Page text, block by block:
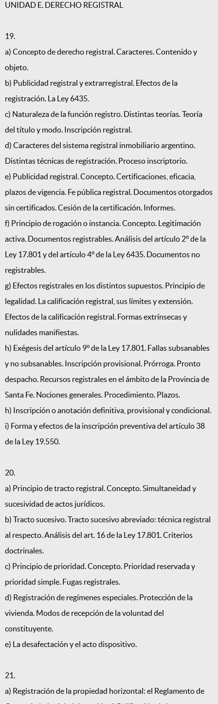
UNIDAD E. DERECHO REGISTRAL
19.
a) Concepto de derecho registral. Caracteres. Contenido y
objeto.
b) Publicidad registral y extrarregistral. Efectos de la
registración. La Ley 6435.
c) Naturaleza de la función registro. Distintas teorías. Teoría
del título y modo. Inscripción registral.
d) Caracteres del sistema registral inmobiliario argentino.
Distintas técnicas de registración. Proceso inscriptorio.
e) Publicidad registral. Concepto. Certificaciones, eficacia,
plazos de vigencia. Fe pública registral. Documentos otorgados
sin certificados. Cesión de la certificación. Informes.
f) Principio de rogación o instancia. Concepto. Legitimación
activa. Documentos registrables. Análisis del artículo 2° de la
Ley 17.801 y del artículo 4° de la Ley 6435. Documentos no
registrables.
g) Efectos registrales en los distintos supuestos. Principio de
legalidad. La calificación registral, sus límites y extensión.
Efectos de la calificación registral. Formas extrínsecas y
nulidades manifiestas.
h) Exégesis del artículo 9° de la Ley 17.801. Fallas subsanables
y no subsanables. Inscripción provisional. Prórroga. Pronto
despacho. Recursos registrales en el ámbito de la Provincia de
Santa Fe. Nociones generales. Procedimiento. Plazos.
h) Inscripción o anotación definitiva, provisional y condicional.
i) Forma y efectos de la inscripción preventiva del artículo 38
de la Ley 19.550.
20.
a) Principio de tracto registral. Concepto. Simultaneidad y
sucesividad de actos jurídicos.
b) Tracto sucesivo. Tracto sucesivo abreviado: técnica registral
al respecto. Análisis del art. 16 de la Ley 17.801. Criterios
doctrinales.
c) Principio de prioridad. Concepto. Prioridad reservada y
prioridad simple. Fugas registrales.
d) Registración de regímenes especiales. Protección de la
vivienda. Modos de recepción de la voluntad del
constituyente.
e) La desafectación y el acto dispositivo.
21.
a) Registración de la propiedad horizontal: el Reglamento de